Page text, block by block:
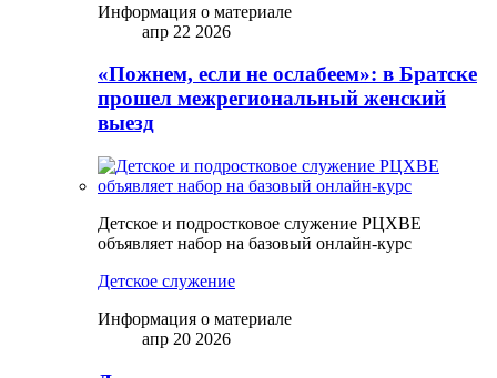
Информация о материале
апр 22 2026
«Пожнем, если не ослабеем»: в Братске
прошел межрегиональный женский
выезд
Детское и подростковое служение РЦХВЕ
объявляет набор на базовый онлайн-курс
Детское служение
Информация о материале
апр 20 2026